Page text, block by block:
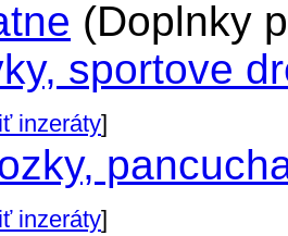
(Doplnky
sportove
inzeráty]
inzeráty]